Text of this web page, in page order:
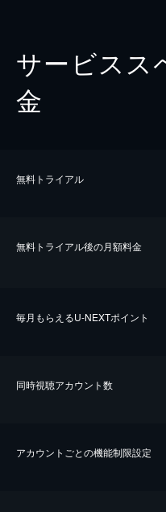
サービスス
金
無料トライアル
無料トライアル後の⽉額料金
毎⽉もらえるU-NEXTポイント
同時視聴アカウント数
アカウントごとの機能制限設定